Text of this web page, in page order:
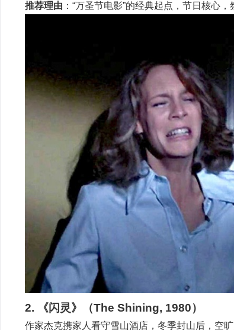
推荐理由 ：“万圣节电影”的经典起点，节日核心，
2. 《闪灵》（The Shining, 1980）
作家杰克携家人看守雪山酒店，冬季封山后，空